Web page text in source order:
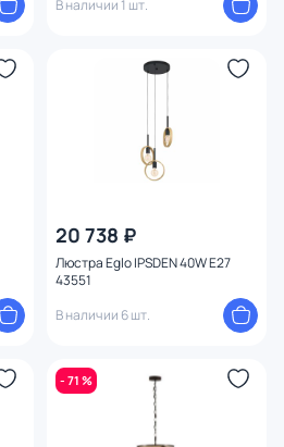
В наличии 1 шт.
20 738 ₽
Люстра Eglo IPSDEN 40W E27
43551
В наличии 6 шт.
- 71 %